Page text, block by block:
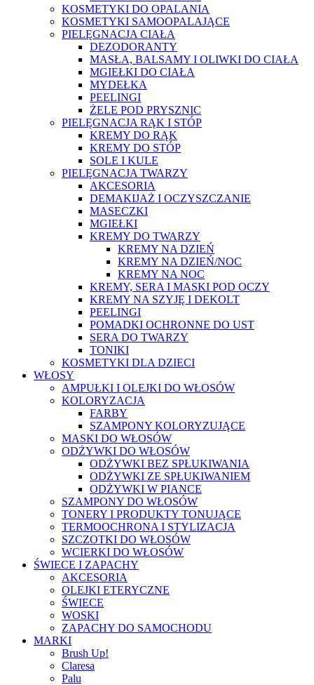
KOSMETYKI DO OPALANIA
KOSMETYKI SAMOOPALAJĄCE
PIELĘGNACJA CIAŁA
DEZODORANTY
MASŁA, BALSAMY I OLIWKI DO CIAŁA
MGIEŁKI DO CIAŁA
MYDEŁKA
PEELINGI
ŻELE POD PRYSZNIC
PIELĘGNACJA RĄK I STÓP
KREMY DO RĄK
KREMY DO STÓP
SOLE I KULE
PIELĘGNACJA TWARZY
AKCESORIA
DEMAKIJAŻ I OCZYSZCZANIE
MASECZKI
MGIEŁKI
KREMY DO TWARZY
KREMY NA DZIEŃ
KREMY NA DZIEŃ/NOC
KREMY NA NOC
KREMY, SERA I MASKI POD OCZY
KREMY NA SZYJĘ I DEKOLT
PEELINGI
POMADKI OCHRONNE DO UST
SERA DO TWARZY
TONIKI
KOSMETYKI DLA DZIECI
WŁOSY
AMPUŁKI I OLEJKI DO WŁOSÓW
KOLORYZACJA
FARBY
SZAMPONY KOLORYZUJĄCE
MASKI DO WŁOSÓW
ODŻYWKI DO WŁOSÓW
ODŻYWKI BEZ SPŁUKIWANIA
ODŻYWKI ZE SPŁUKIWANIEM
ODŻYWKI W PIANCE
SZAMPONY DO WŁOSÓW
TONERY I PRODUKTY TONUJĄCE
TERMOOCHRONA I STYLIZACJA
SZCZOTKI DO WŁOSÓW
WCIERKI DO WŁOSÓW
ŚWIECE I ZAPACHY
AKCESORIA
OLEJKI ETERYCZNE
ŚWIECE
WOSKI
ZAPACHY DO SAMOCHODU
MARKI
Brush Up!
Claresa
Palu